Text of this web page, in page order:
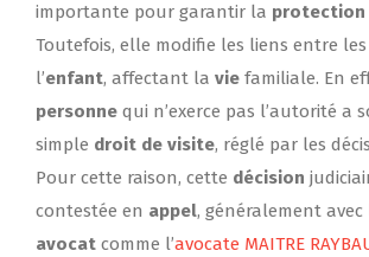
importante pour garantir la protection
Toutefois, elle modifie les liens entre les
l’enfant, affectant la vie familiale. En
personne qui n’exerce pas l’autorité a
simple droit de visite, réglé par les
Pour cette raison, cette décision
contestée en appel, généralement avec
avocat comme l’avocate MAITRE